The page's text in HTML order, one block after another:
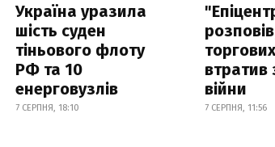
Україна уразила
шість суден
тіньового флоту
РФ та 10
енерговузлів
7 СЕРПНЯ, 18:10
втратив
війни
7 СЕРПНЯ, 11:56